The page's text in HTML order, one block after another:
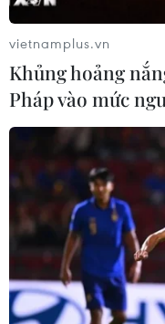
Các tập đoàn
chính sách của
vietnamplus.vn
Khủng hoảng
Pháp vào mức